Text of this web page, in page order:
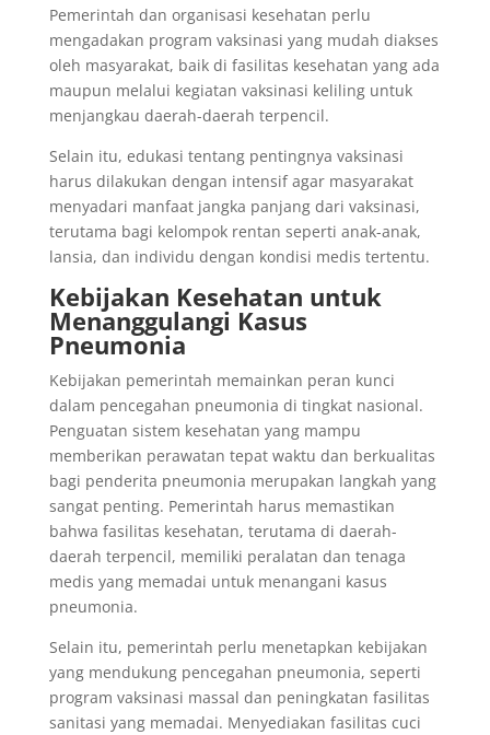
Pemerintah dan organisasi kesehatan perlu
mengadakan program vaksinasi yang mudah diakses
oleh masyarakat, baik di fasilitas kesehatan yang ada
maupun melalui kegiatan vaksinasi keliling untuk
menjangkau daerah-daerah terpencil.
Selain itu, edukasi tentang pentingnya vaksinasi
harus dilakukan dengan intensif agar masyarakat
menyadari manfaat jangka panjang dari vaksinasi,
terutama bagi kelompok rentan seperti anak-anak,
lansia, dan individu dengan kondisi medis tertentu.
Kebijakan Kesehatan untuk
Menanggulangi Kasus
Pneumonia
Kebijakan pemerintah memainkan peran kunci
dalam pencegahan pneumonia di tingkat nasional.
Penguatan sistem kesehatan yang mampu
memberikan perawatan tepat waktu dan berkualitas
bagi penderita pneumonia merupakan langkah yang
sangat penting. Pemerintah harus memastikan
bahwa fasilitas kesehatan, terutama di daerah-
daerah terpencil, memiliki peralatan dan tenaga
medis yang memadai untuk menangani kasus
pneumonia.
Selain itu, pemerintah perlu menetapkan kebijakan
yang mendukung pencegahan pneumonia, seperti
program vaksinasi massal dan peningkatan fasilitas
sanitasi yang memadai. Menyediakan fasilitas cuci